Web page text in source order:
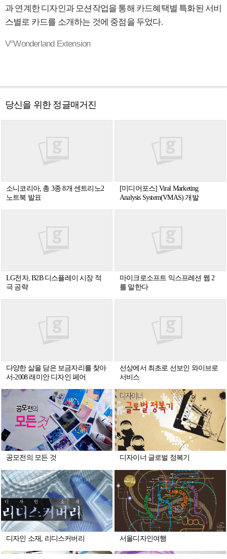
과 연계한 디자인과 모션작업을 통해 카드혜택별 특화된 서비
스별로 카드를 소개하는 것에 중점을 두었다.
V°Wonderland Extension
당신을 위한 정글매거진
소니코리아, 총 3종 8개 센트리노2
노트북 발표
[미디어포스] Viral Marketing
Analysis System(VMAS) 개발
LG전자, B2B 디스플레이 시장 적
극 공략
마이크로소프트 익스프레션 웹 2
를 말한다
다양한 삶을 담은 보금자리를 찾아
서-2008 래미안 디자인 페어
선상에서 최초로 선보인 와이브로
서비스
공모전의 모든 것 디자이너 글로벌 정복기
디자인 소재, 리디스커버리 서울디자인여행